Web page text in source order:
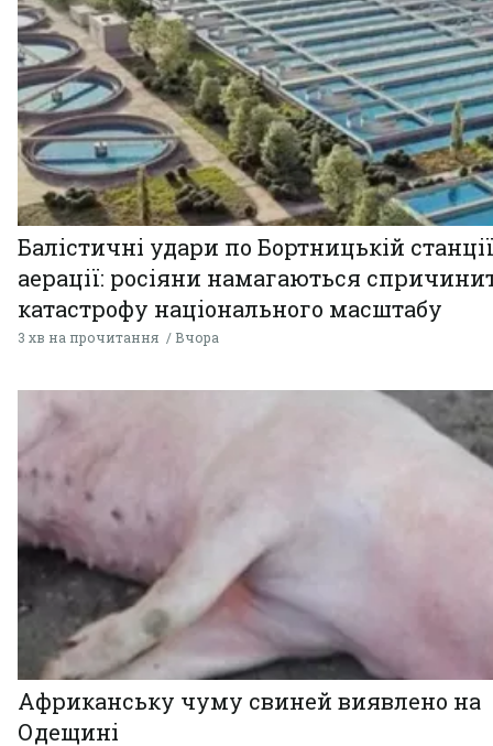
Балістичні удари по Бортницькій станції
аерації: росіяни намагаються
катастрофу національного масштабу
3 хв на прочитання Вчора
Африканську чуму свиней виявлено на
Одещині